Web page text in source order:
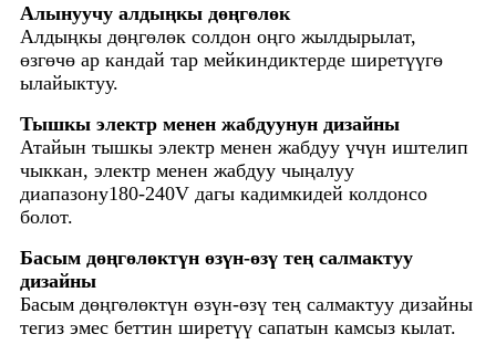
Алынуучу алдыңкы дөңгөлөк
Алдыңкы дөңгөлөк солдон оңго жылдырылат,
өзгөчө ар кандай тар мейкиндиктерде ширетүүгө
ылайыктуу.
Тышкы электр менен жабдуунун дизайны
Атайын тышкы электр менен жабдуу үчүн иштелип
чыккан, электр менен жабдуу чыңалуу
диапазону180-240V дагы кадимкидей колдонсо
болот.
Басым дөңгөлөктүн өзүн-өзү тең салмактуу
дизайны
Басым дөңгөлөктүн өзүн-өзү тең салмактуу дизайны
тегиз эмес беттин ширетүү сапатын камсыз кылат.